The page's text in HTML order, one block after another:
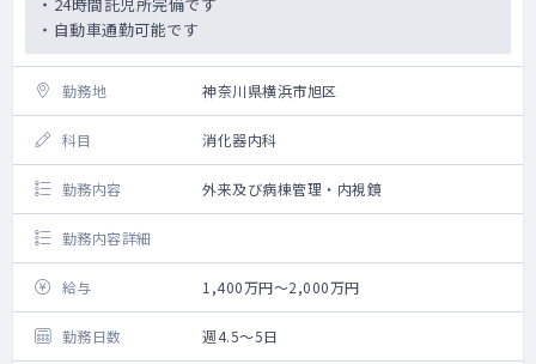
・自動車通勤可能です
勤務地 神奈川県横浜市旭区
科目 消化器内科
勤務内容 外来及び病棟管理・内視鏡
勤務内容詳細
給与 1,400万円～2,000万円
勤務日数 週4.5～5日